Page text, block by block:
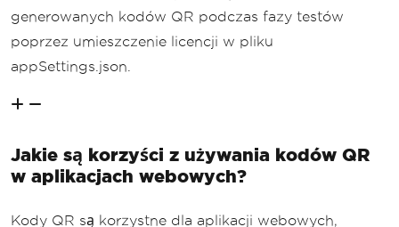
generowanych kodów QR podczas fazy testów
poprzez umieszczenie licencji w pliku
appSettings.json.
Jakie są korzyści z używania kodów QR
w aplikacjach webowych?
Kody QR są korzystne dla aplikacji webowych,